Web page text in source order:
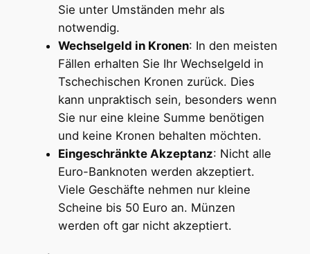
Sie unter Umständen mehr als
notwendig.
Wechselgeld in Kronen: In den meisten
Fällen erhalten Sie Ihr Wechselgeld in
Tschechischen Kronen zurück. Dies
kann unpraktisch sein, besonders wenn
Sie nur eine kleine Summe benötigen
und keine Kronen behalten möchten.
Eingeschränkte Akzeptanz: Nicht alle
Euro-Banknoten werden akzeptiert.
Viele Geschäfte nehmen nur kleine
Scheine bis 50 Euro an. Münzen
werden oft gar nicht akzeptiert.